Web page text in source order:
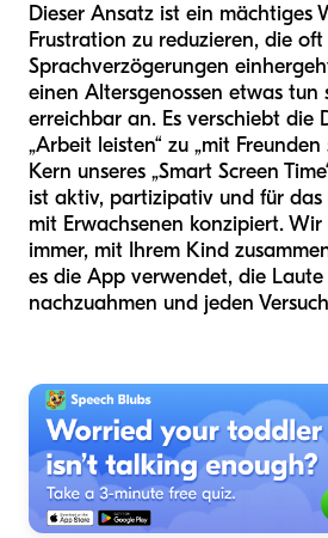
Dieser Ansatz ist ein mächtiges
Frustration zu reduzieren, die
Sprachverzögerungen
einen Altersgenossen etwas tun
erreichbar an. Es verschiebt die
„Arbeit leisten“ zu „mit
Kern unseres „Smart Screen
ist aktiv, partizipativ und für das
mit Erwachsenen konzipiert. Wir
immer, mit Ihrem Kind
es die App verwendet, die Laute
nachzuahmen und jeden